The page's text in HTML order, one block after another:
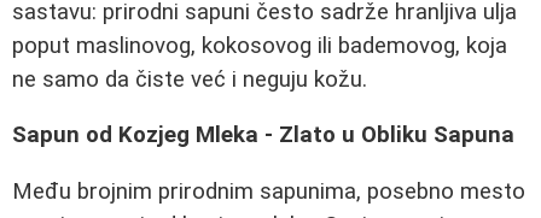
sastavu: prirodni sapuni često sadrže hranljiva ulja
poput maslinovog, kokosovog ili bademovog, koja
ne samo da čiste već i neguju kožu.
Sapun od Kozjeg Mleka - Zlato u Obliku Sapuna
Među brojnim prirodnim sapunima, posebno mesto